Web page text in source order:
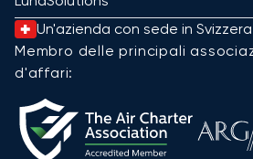
Un'azienda con sede in Svizzera
Membro delle principali
d'affari: